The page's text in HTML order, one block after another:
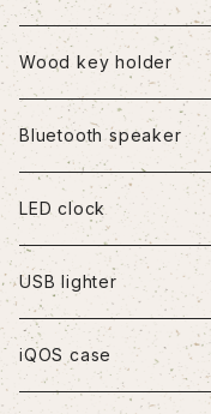
iPhone8Plus
iPhoneX/XS
iPhoneXR
iPhoneXS Max
iPhone11
Wood key holder
Bluetooth speaker
LED clock
USB lighter
iQOS case